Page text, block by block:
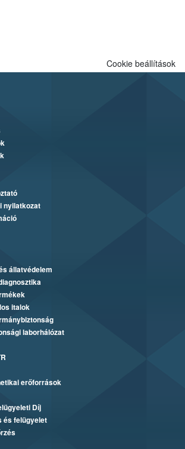
Cookie beállítások
nyilatkozat
állatvédelem
italok
laborhálózat
erőforrások
Díj
és felügyelet